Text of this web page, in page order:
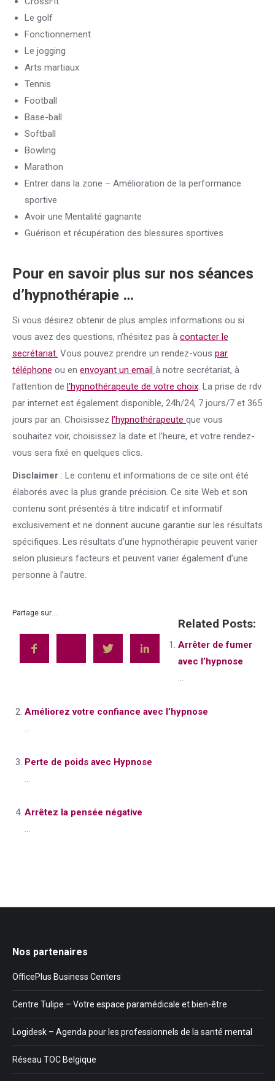
Le golf
Fonctionnement
Le jogging
Arts martiaux
Tennis
Football
Base-ball
Softball
Bowling
Marathon
Entrer dans la zone – Amélioration de la performance
sportive
Avoir une Mentalité gagnante
Guérison et récupération des blessures sportives
Pour en savoir plus sur nos séances
d’hypnothérapie …
Si vous désirez obtenir de plus amples informations ou si
vous avez des questions, n’hésitez pas à contacter le
secrétariat. Vous pouvez prendre un rendez-vous par
téléphone ou en envoyant un email à notre secrétariat, à
l’attention de l’hypnothérapeute de votre choix. La prise de rdv
par internet est également disponible, 24h/24, 7 jours/7 et 365
jours par an. Choisissez l’hypnothérapeute que vous
souhaitez voir, choisissez la date et l’heure, et votre rendez-
vous sera fixé en quelques clics.
Disclaimer : Le contenu et informations de ce site ont été
élaborés avec la plus grande précision. Ce site Web et son
contenu sont présentés à titre indicatif et informatif
exclusivement et ne donnent aucune garantie sur les résultats
spécifiques. Les résultats d’une hypnothérapie peuvent varier
selon plusieurs facteurs et peuvent varier également d’une
personne à l’autre.
Partage sur ...
Related Posts:
Arrêter de fumer
avec l’hypnose
...
Améliorez votre confiance avec l’hypnose
...
Perte de poids avec Hypnose
...
Arrêtez la pensée négative
...
Nos partenaires
OfficePlus Business Centers
Centre Tulipe – Votre espace paramédicale et bien-être
Logidesk – Agenda pour les professionnels de la santé mental
Réseau TOC Belgique